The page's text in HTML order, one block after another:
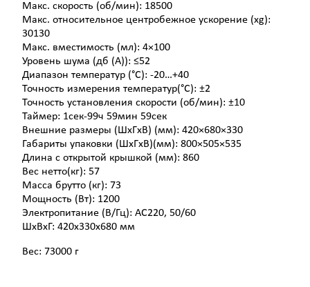
Макс. скорость (об/мин): 18500
Макс. относительное центробежное ускорение (xg):
30130
Макс. вместимость (мл): 4×100
Уровень шума (дб (А)): ≤52
Диапазон температур (°C): -20…+40
Точность измерения температур(°C): ±2
Точность установления скорости (об/мин): ±10
Таймер: 1сек-99ч 59мин 59сек
Внешние размеры (ШxГxВ) (мм): 420×680×330
Габариты упаковки (ШxГxВ)(мм): 800×505×535
Длина с открытой крышкой (мм): 860
Вес нетто(кг): 57
Масса брутто (кг): 73
Мощность (Вт): 1200
Электропитание (В/Гц): AC220, 50/60
ШxВxГ: 420x330x680 мм
Вес: 73000 г